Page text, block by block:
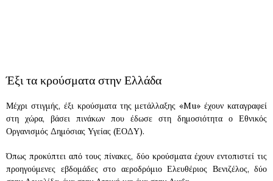
Έξι τα κρούσματα στην Ελλάδα
Μέχρι στιγμής, έξι κρούσματα της μετάλλαξης «Mu» έχουν καταγραφεί
στη χώρα, βάσει πινάκων που έδωσε στη δημοσιότητα ο Εθνικός
Οργανισμός Δημόσιας Υγείας (ΕΟΔΥ).
Όπως προκύπτει από τους πίνακες, δύο κρούσματα έχουν εντοπιστεί τις
προηγούμενες εβδομάδες στο αεροδρόμιο Ελευθέριος Βενιζέλος, δύο